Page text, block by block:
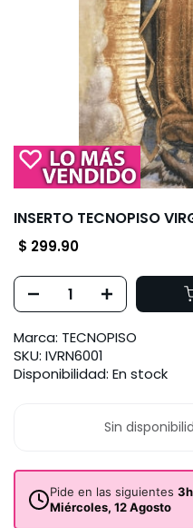
INSERTO TECNOPISO
$ 299.90
Marca: TECNOPISO
SKU: IVRN6001
Disponibilidad: En stock
Sin
Pide en las siguientes
Miércoles, 12 Agosto